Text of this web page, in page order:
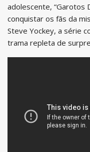
adolescente,
conquistar os fãs da
Steve Yockey, a série
trama repleta de